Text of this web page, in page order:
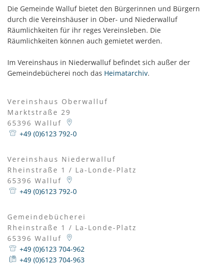
Vereinshäuser
und
öffentliche
Einrichtungen
Die Gemeinde Walluf bietet den Bürgerinnen und Bürgern
durch die Vereinshäuser in Ober- und Niederwalluf
Räumlichkeiten für ihr reges Vereinsleben. Die
Räumlichkeiten können auch gemietet werden.
Im Vereinshaus in Niederwalluf befindet sich außer der
Gemeindebücherei noch das Heimatarchiv.
Vereinshaus Oberwalluf
Marktstraße 29
65396 Walluf
+49 (0)6123 792-0
Vereinshaus Niederwalluf
Rheinstraße 1 / La-Londe-Platz
65396 Walluf
+49 (0)6123 792-0
Gemeindebücherei
Rheinstraße 1 / La-Londe-Platz
65396 Walluf
+49 (0)6123 704-962
+49 (0)6123 704-963